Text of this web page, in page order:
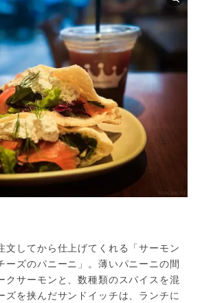
文してから仕上げてくれる「サーモン
ーズのパニーニ」。薄いパニーニの間
クサーモンと、数種類のスパイスを混
ズを挟んだサンドイッチは、ランチに